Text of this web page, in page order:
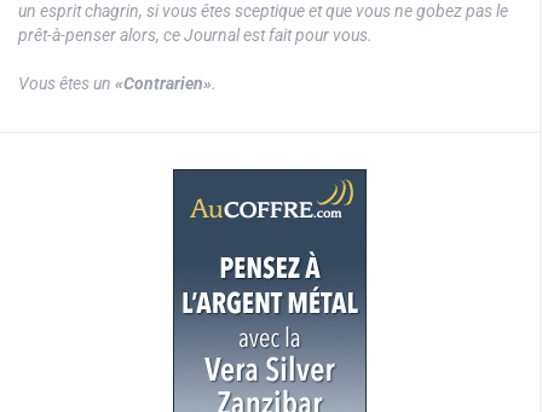
un esprit chagrin, si vous êtes sceptique et que vous ne gobez pas le
prêt-à-penser alors, ce Journal est fait pour vous.
Vous êtes un «Contrarien».